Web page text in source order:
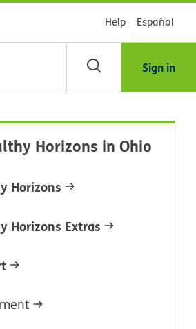
Help Español
Sign in
Horizons in Ohio
Horizons
Horizons Extras